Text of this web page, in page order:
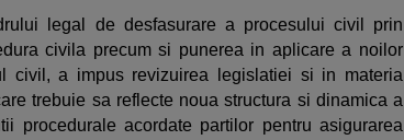
legal de desfasurare a procesului civil prin
civila precum si punerea in aplicare a noilor
civil, a impus revizuirea legislatiei si in materia
trebuie sa reflecte noua structura si dinamica a
procedurale acordate partilor pentru asigurarea